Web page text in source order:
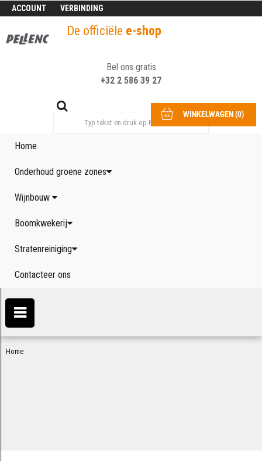
ACCOUNT VERBINDING
De officiële e-shop
Bel ons gratis
+32 2 586 39 27
WINKELWAGEN(0)
Home
Onderhoud groene zones
Wijnbouw
Boomkwekerij
Stratenreiniging
Contacteer ons
Home